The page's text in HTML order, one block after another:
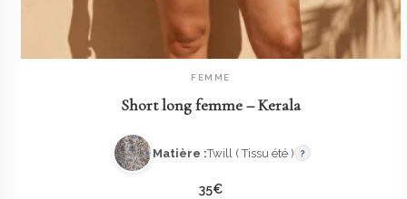
AJOUTER AU PANIER
FEMME
Short long femme – Kerala
Matière :Twill ( Tissu été ) ?
35€